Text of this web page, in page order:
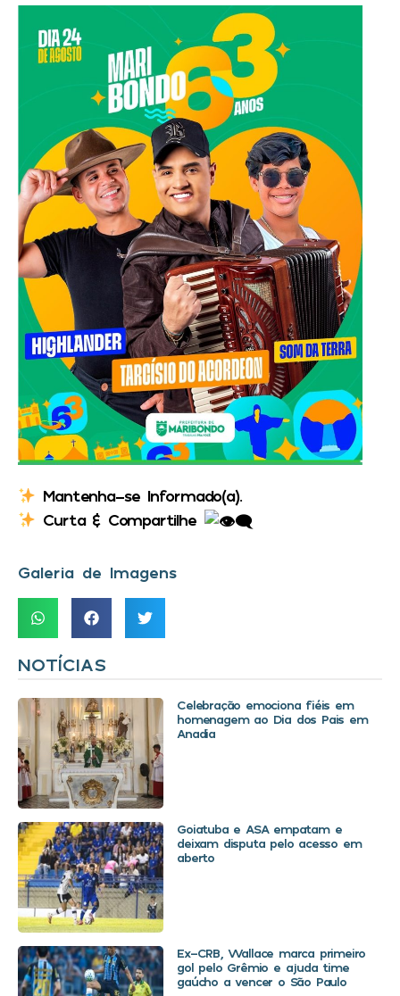
Mantenha-se Informado(a).
Curta & Compartilhe
Galeria de Imagens
NOTÍCIAS
Celebração emociona fiéis em
homenagem ao Dia dos Pais em
Anadia
Goiatuba e ASA empatam e
deixam disputa pelo acesso em
aberto
Ex-CRB, Wallace marca primeiro
gol pelo Grêmio e ajuda time
gaúcho a vencer o São Paulo